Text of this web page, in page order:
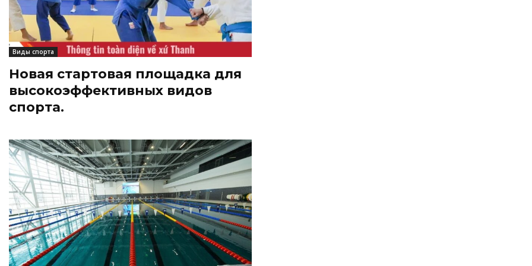
Виды спорта
Новая стартовая площадка для
высокоэффективных видов
спорта.